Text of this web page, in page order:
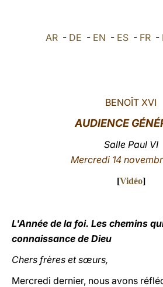
AR- DE - EN - ES- FR-
BENOÎT XVI
AUDIENCE
Salle Paul VI
Mercredi 14 n
[Vidéo]
L'Année de la foi. Les chemins
connaissance de Dieu
Chers frères et sœurs,
Mercredi dernier, nous avons